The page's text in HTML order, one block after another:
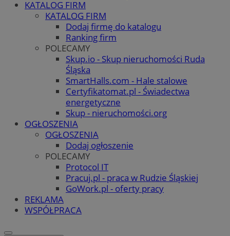
KATALOG FIRM
KATALOG FIRM
Dodaj firmę do katalogu
Ranking firm
POLECAMY
Skup.io - Skup nieruchomości Ruda
Śląska
SmartHalls.com - Hale stalowe
Certyfikatomat.pl - Świadectwa
energetyczne
Skup - nieruchomości.org
OGŁOSZENIA
OGŁOSZENIA
Dodaj ogłoszenie
POLECAMY
Protocol IT
Pracuj.pl - praca w Rudzie Śląskiej
GoWork.pl - oferty pracy
REKLAMA
WSPÓŁPRACA